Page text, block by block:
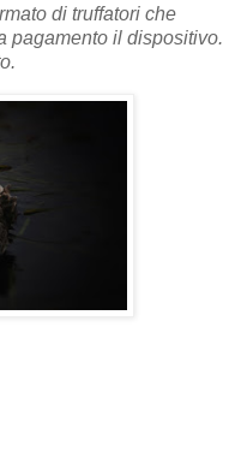
di truffatori che
pagamento il dispositivo.